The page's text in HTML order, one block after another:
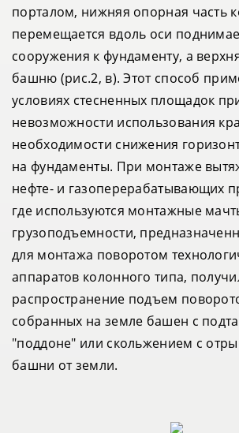
порталом, нижняя опорная часть
перемещается вдоль оси
сооружения к фундаменту, а
башню (рис.2, в). Этот способ
условиях стесненных площадок
невозможности использования
необходимости снижения
на фундаменты. При монтаже
нефте- и газоперерабатывающих
где используются монтажные
грузоподъемности,
для монтажа поворотом
аппаратов колонного типа,
распространение подъем
собранных на земле башен с
"поддоне" или скольжением с
башни от земли.